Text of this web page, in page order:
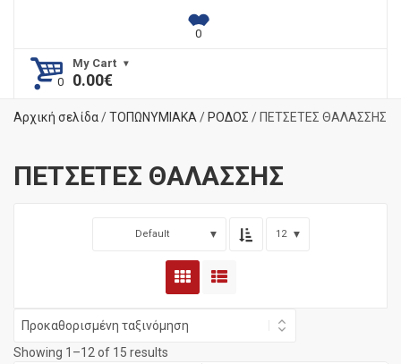
My Cart
0.00€
Αρχική σελίδα/ΤΟΠΩΝΥΜΙΑΚΑ/ ΡΟΔΟΣ / ΠΕΤΣΕΤΕΣ ΘΑΛΑΣΣΗΣ
ΠΕΤΣΕΤΕΣ ΘΑΛΑΣΣΗΣ
Default 12
Showing 1–12 of 15 results